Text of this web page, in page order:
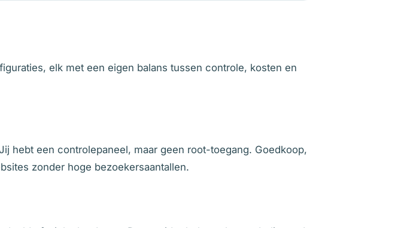
elk met een eigen balans tussen controle, kosten en
hebt een controlepaneel, maar geen root-toegang. Goedkoop,
zonder hoge bezoekersaantallen.